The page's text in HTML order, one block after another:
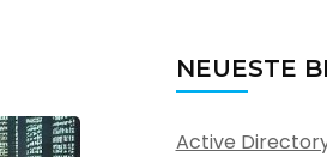
NEUESTE
Active